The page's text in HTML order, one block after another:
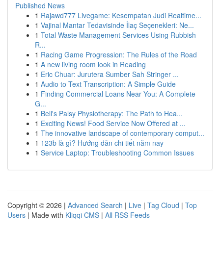
Published News
1 Rajawd777 Livegame: Kesempatan Judi Realtime...
1 Vajinal Mantar Tedavisinde İlaç Seçenekleri: Ne...
1 Total Waste Management Services Using Rubbish
R...
1 Racing Game Progression: The Rules of the Road
1 A new living room look in Reading
1 Eric Chuar: Jurutera Sumber Sah Stringer ...
1 Audio to Text Transcription: A Simple Guide
1 Finding Commercial Loans Near You: A Complete
G...
1 Bell's Palsy Physiotherapy: The Path to Hea...
1 Exciting News! Food Service Now Offered at ...
1 The innovative landscape of contemporary comput...
1 123b là gì? Hướng dẫn chi tiết năm nay
1 Service Laptop: Troubleshooting Common Issues
Copyright © 2026 | Advanced Search | Live | Tag Cloud | Top
Users | Made with Kliqqi CMS | All RSS Feeds